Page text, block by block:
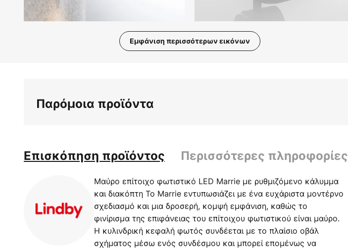
Εμφάνιση περισσότερων εικόνων
συλλογής
Παρόμοια προϊόντα
Επισκόπηση προϊόντος Περισσότερες πληροφορίες
Μαύρο επίτοιχο φωτιστικό LED Marrie με ρυθμιζόμενο κάλυμμα
και διακόπτη Το Marrie εντυπωσιάζει με ένα ευχάριστα μοντέρνο
σχεδιασμό και μια δροσερή, κομψή εμφάνιση, καθώς το
φινίρισμα της επιφάνειας του επίτοιχου φωτιστικού είναι μαύρο.
Η κυλινδρική κεφαλή φωτός συνδέεται με το πλαίσιο οβάλ
σχήματος μέσω ενός συνδέσμου και μπορεί επομένως να